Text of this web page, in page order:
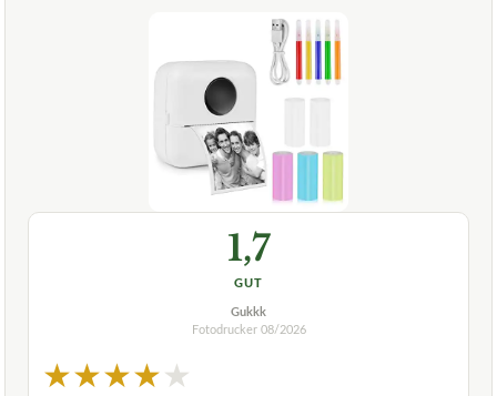
1,7
GUT
Gukkk
Fotodrucker 08/2026
★★★★★